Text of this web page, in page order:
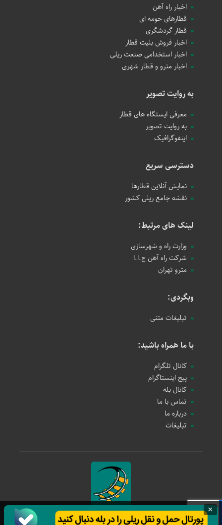
اخبار راه آهن
قطارهای حومه ای
قطار گردشگری
اخبار فروش بلیت قطار
اخبار استخدامی صنعت ریلی
اخبار مترو و قطار شهری
به روایت تصویر
معرفی ایستگاه های قطار
به روایت تصویر
اینفوگرافیک
دسترسی سریع
نمایش آنلاین قطارها
نقشه جامع ریلی کشور
لینک های مرتبط:
وزارت راه و شهرسازی
شرکت راه آهن ج.ا.ا
مترو تهران
وبگردی:
تبلیغات متنی
با ما همراه باشید:
کانال تلگرام
پیج اینستاگرام
کانال بله
تماس با ما
درباره ما
تبلیغات
حمل و نقل ریلی
×